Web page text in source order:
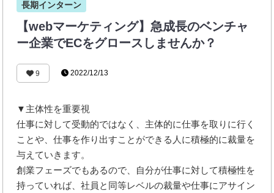
長期インターン
【webマーケティング】急成長のベンチャ
ー企業でECをグロースしませんか？
9 2022/12/13
▼主体性を重要視
仕事に対して受動的ではなく、主体的に仕事を取りに行く
ことや、仕事を作り出すことができる人に積極的に裁量を
与えていきます。
創業フェーズでもあるので、自分が仕事に対して積極性を
持っていれば、社員と同等レベルの裁量や仕事にアサイン